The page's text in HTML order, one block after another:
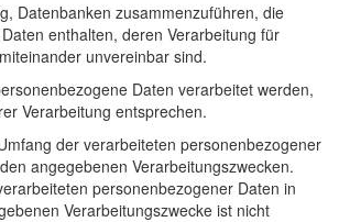
Datenbanken zusammenzuführen, die
enthalten, deren Verarbeitung für
unvereinbar sind.
Daten verarbeitet werden,
Verarbeitung entsprechen.
der verarbeiteten personenbezogener
angegebenen Verarbeitungszwecken.
personenbezogener Daten in
Verarbeitungszwecke ist nicht